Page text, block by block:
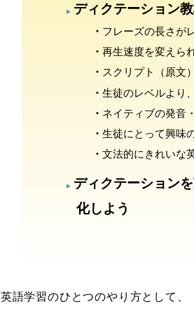
ディクテーション
フレーズの長さが
再生速度を変えら
スクリプト（原文
生徒のレベルより
ネイティブの発音
生徒にとって興味
文法的にきれいな
ディクテーション
化しよう
英語学習のひとつのやり方として